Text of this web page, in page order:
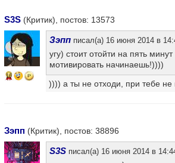
S3S (Критик), постов: 13573
16
Зэпп писал(а) 16 июня 2014 в
угу) стоит отойти на пять
мотивировать начинаешь!))))
)))) а ты не отходи, при тебе
Зэпп (Критик), постов: 38896
S3S писал(а) 16 июня 2014 в